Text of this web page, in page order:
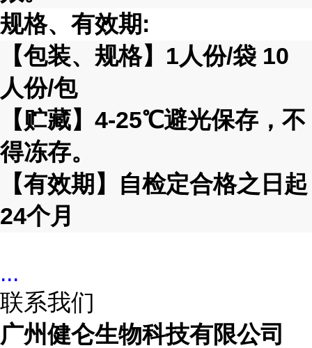
规格、有效期 :
【包装、规格】 1人份/袋 10
人份/包
【贮藏】 4-25℃避光保存，不
得冻存。
【有效期】自检定合格之日起
24个月
...
联系我们
广州健仑生物科技有限公司